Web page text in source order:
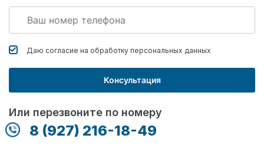
Даю согласие на обработку персональных данных
Консультация
Или перезвоните по номеру
8 (927) 216-18-49